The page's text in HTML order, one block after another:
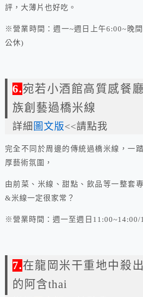
評，大薄片也好吃。
※營業時間：週一~週日上午6:00~晚
公休)
6.宛若小酒館高質感餐
族創藝過橋米線
詳細 圖文版<<請點我
完全不同於周邊的傳統過橋米線，一
厚藝術氛圍，
由前菜、米線、甜點、飲品等一整套
&米線一定很家常？
※營業時間：週一至週日11:00~14:00/
7.在龍岡米干重地中殺
的阿含thai